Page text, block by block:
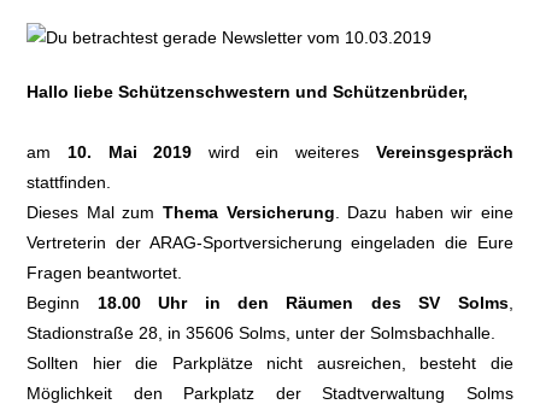
Hallo liebe Schützenschwestern und Schützenbrüder,
am 10. Mai 2019 wird ein weiteres Vereinsgespräch
stattfinden.
Dieses Mal zum Thema Versicherung . Dazu haben wir eine
Vertreterin der ARAG-Sportversicherung eingeladen die Eure
Fragen beantwortet.
Beginn 18.00 Uhr in den Räumen des SV Solms,
Stadionstraße 28, in 35606 Solms, unter der Solmsbachhalle.
Sollten hier die Parkplätze nicht ausreichen, besteht die
Möglichkeit den Parkplatz der Stadtverwaltung Solms